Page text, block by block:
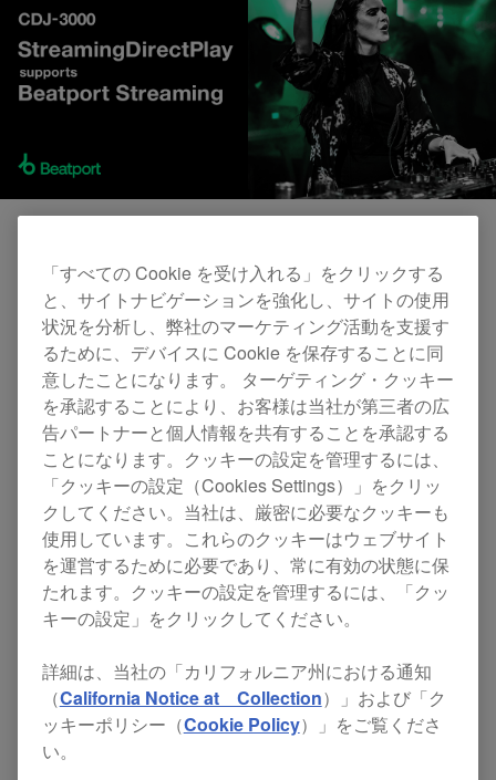
AlphaTheta株式会社は、フラッグシップマルチプ
レーヤー「CDJ-3000」のファームウェア 「ver.
3.00」を2023年6月27日にリリースします。
新たに追加された「StreamingDirectPlay」機能に
より、Beatport Streaming上の最新の楽曲やプレ
イリストにCDJ-3000からダイレクトにアクセス
し、DJプレイに使用することが可能になります。
また、「rekordbox CloudDirectPlay」とBeatport
Streaming の連携によって、DJのワークフローが
よりシームレスになります。
CDJ-3000からダイレクトに
Beatport Streamingの楽曲やプ
「すべての Cookie を受け入れる」をクリックする
と、サイトナビゲーションを強化し、サイトの使用
状況を分析し、弊社のマーケティング活動を支援す
るために、デバイスに Cookie を保存することに同
意したことになります。 ターゲティング・クッキー
を承認することにより、お客様は当社が第三者の広
告パートナーと個人情報を共有することを承認する
ことになります。クッキーの設定を管理するには、
「クッキーの設定（Cookies Settings）」をクリッ
クしてください。当社は、厳密に必要なクッキーも
使用しています。これらのクッキーはウェブサイト
を運営するために必要であり、常に有効の状態に保
たれます。クッキーの設定を管理するには、「クッ
キーの設定」をクリックしてください。
詳細は、当社の「カリフォルニア州における通知
（California Notice at Collection）」および「ク
ッキーポリシー（Cookie Policy）」をご覧くださ
い。